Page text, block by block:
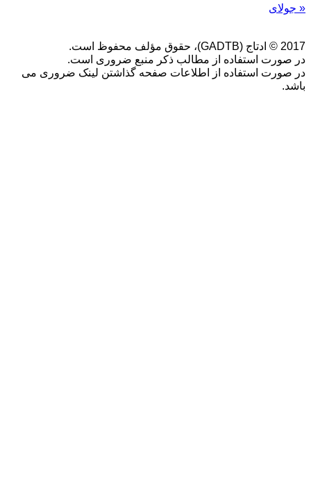
« جولای
2017 © ادتاج (GADTB)، حقوق مؤلف محفوظ است.
در صورت استفاده از مطالب ذکر منبع ضروری است.
در صورت استفاده از اطلاعات صفحه گذاشتن لینک ضروری می
باشد.